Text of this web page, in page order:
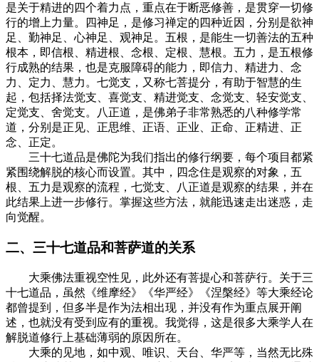
是关于精进的四个着力点，重点在于断恶修善，是贯穿一切修
行的增上力量。四神足，是修习禅定的四种近因，分别是欲神
足、勤神足、心神足、观神足。五根，是能生一切善法的五种
根本，即信根、精进根、念根、定根、慧根。五力，是五根修
行成熟的结果，也是克服障碍的能力，即信力、精进力、念
力、定力、慧力。七觉支，又称七菩提分，有助于智慧的生
起，包括择法觉支、喜觉支、精进觉支、念觉支、轻安觉支、
定觉支、舍觉支。八正道，是佛弟子非常熟悉的八种修学常
道，分别是正见、正思维、正语、正业、正命、正精进、正
念、正定。
三十七道品是佛陀为我们指出的修行纲要，每个项目都紧
紧围绕解脱的核心而设置。其中，四念住是观察的对象，五
根、五力是观察的流程，七觉支、八正道是观察的结果，并在
此结果上进一步修行。掌握这些方法，就能迅速走出迷惑，走
向觉醒。
二、三十七道品和菩萨道的关系
大乘佛法重视空性见，此外还有菩提心和菩萨行。关于三
十七道品，虽然《维摩经》《华严经》《涅槃经》等大乘经论
都曾提到，但多半是作为法相出现，并没有作为重点展开阐
述，也就没有受到应有的重视。我觉得，这是很多大乘学人在
解脱道修行上基础薄弱的原因所在。
大乘的见地，如中观、唯识、天台、华严等，当然无比殊